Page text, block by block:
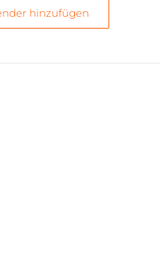
hinzufügen